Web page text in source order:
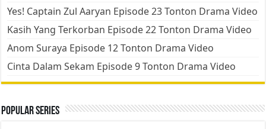
Yes! Captain Zul Aaryan Episode 23 Tonton Drama Video
Kasih Yang Terkorban Episode 22 Tonton Drama Video
Anom Suraya Episode 12 Tonton Drama Video
Cinta Dalam Sekam Episode 9 Tonton Drama Video
Popular Series